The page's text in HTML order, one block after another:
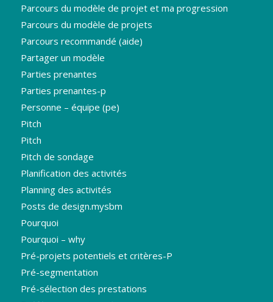
Parcours du modèle de projet et ma progression
Parcours du modèle de projets
Parcours recommandé (aide)
Partager un modèle
Parties prenantes
Parties prenantes-p
Personne – équipe (pe)
Pitch
Pitch
Pitch de sondage
Planification des activités
Planning des activités
Posts de design.mysbm
Pourquoi
Pourquoi – why
Pré-projets potentiels et critères-P
Pré-segmentation
Pré-sélection des prestations